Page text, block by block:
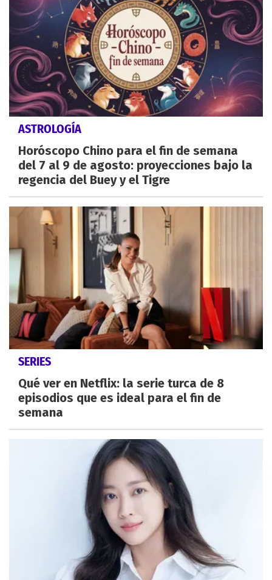
ASTROLOGÍA
Horóscopo Chino para el fin de semana
del 7 al 9 de agosto: proyecciones bajo la
regencia del Buey y el Tigre
SERIES
Qué ver en Netflix: la serie turca de 8
episodios que es ideal para el fin de
semana